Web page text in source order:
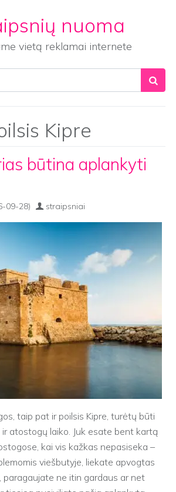
nuoma
vietą reklamai internete
Kipre
būtina aplankyti
09-28) straipsniai
taip pat ir poilsis Kipre, turėtų būti
atostogų laiko. Juk esate bent kartą
kai vis kažkas nepasiseka –
viešbutyje, liekate apvogtas
paragaujate ne itin gardaus ar net